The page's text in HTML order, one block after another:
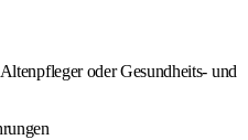
oder Gesundheits- und